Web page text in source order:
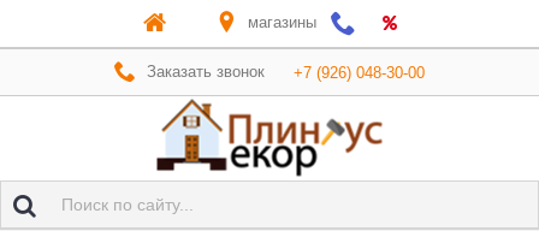
магазины
Заказать звонок +7 (926) 048-30-00